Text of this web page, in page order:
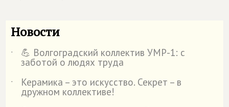
Новости
˙ 💪 Волгоградский коллектив УМР-1: с
заботой о людях труда
˙
Керамика – это искусство. Секрет – в
дружном коллективе!